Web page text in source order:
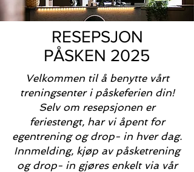
RESEPSJON
PÅSKEN 2025
Velkommen til å benytte vårt
treningsenter i påskeferien din!
Selv om resepsjonen er
feriestengt, har vi åpent for
egentrening og drop- in hver dag.
Innmelding, kjøp av påsketrening
og drop- in gjøres enkelt via vår